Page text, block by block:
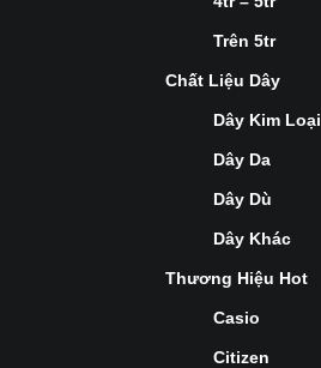
Trên 5tr
Chất Liệu Dây
Dây Kim Loại
Dây Da
Dây Dù
Dây Khác
Thương Hiệu Hot
Casio
Citizen